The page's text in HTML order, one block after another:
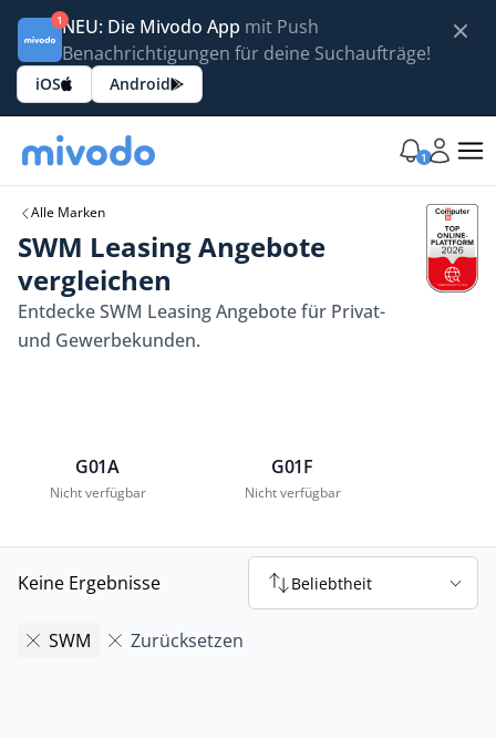
1NEU: Die Mivodo App mit Push
Benachrichtigungen für deine Suchaufträge!
iOS Android
1
Alle Marken
SWM Leasing Angebote
vergleichen
Entdecke SWM Leasing Angebote für Privat-
und Gewerbekunden.
G01A
Nicht verfügbar
G01F
Nicht verfügbar
Keine Ergebnisse Beliebtheit
SWM Zurücksetzen